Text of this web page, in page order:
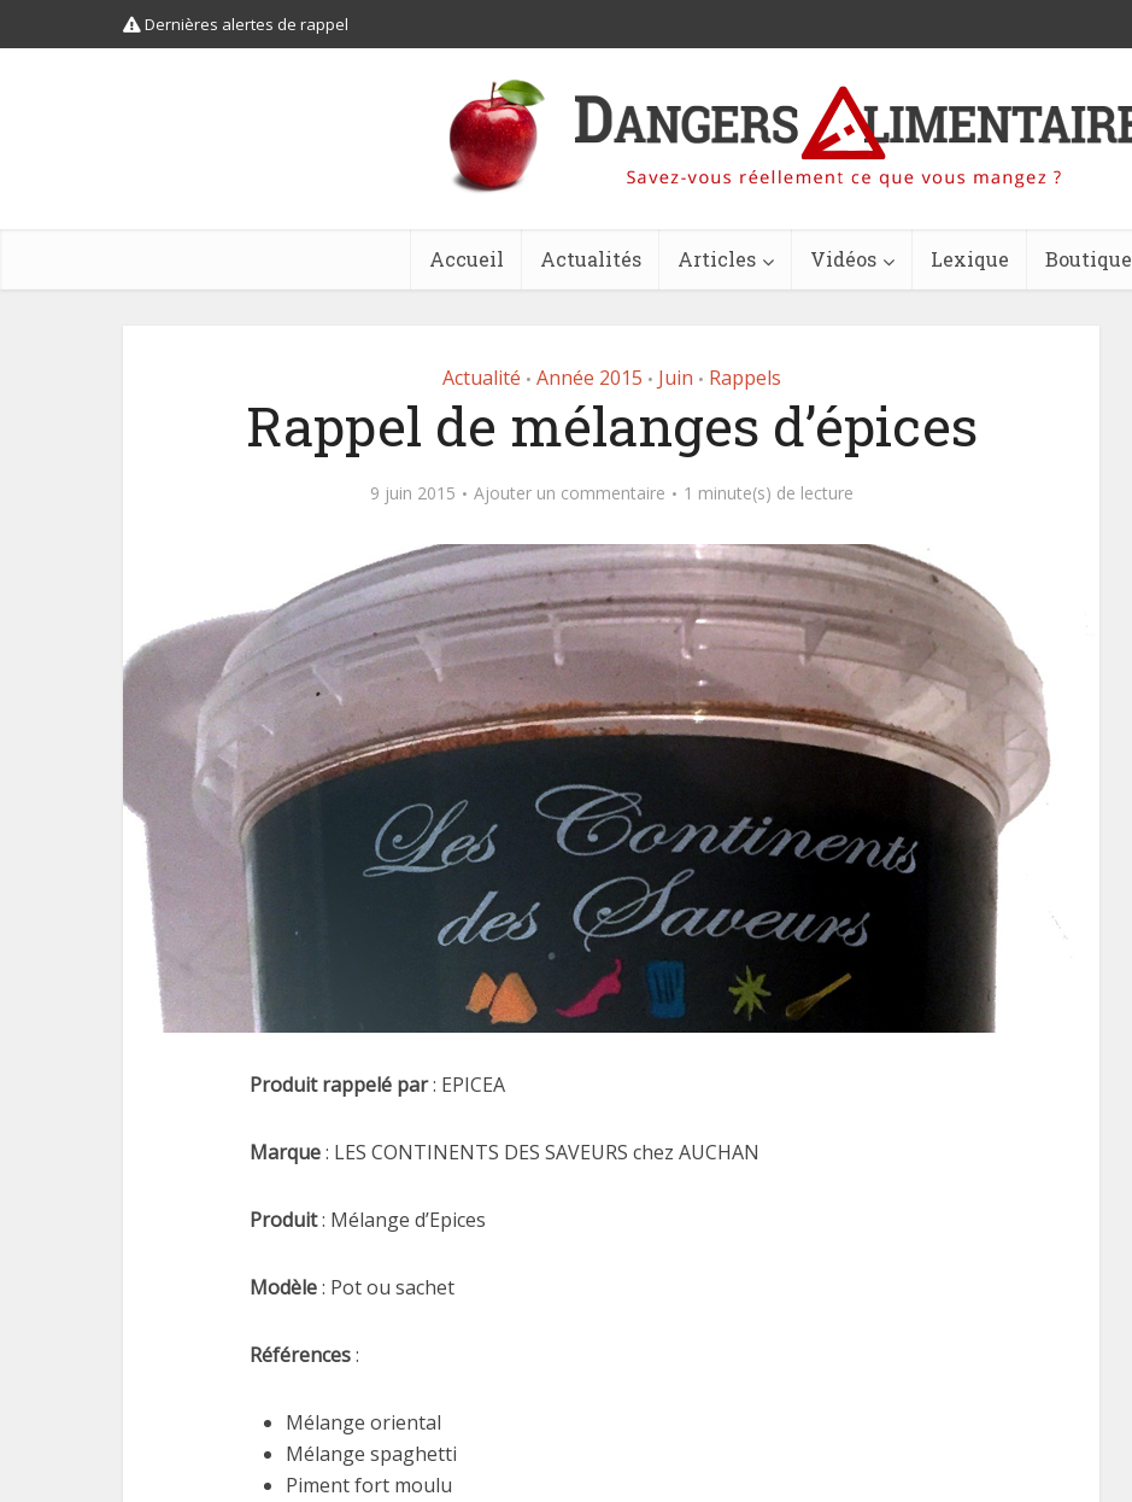
Dernières alertes de rappel
Accueil Actualités Articles Vidéos Lexique Boutique
Actualité • Année 2015 • Juin • Rappels
Rappel de mélanges d’épices
9 juin 2015 Ajouter un commentaire 1 minute(s) de lecture
Produit rappelé par: EPICEA
Marque: LES CONTINENTS DES SAVEURS chez AUCHAN
Produit: Mélange d’Epices
Modèle: Pot ou sachet
Références:
Mélange oriental
Mélange spaghetti
Piment fort moulu
Le plastique, pas si
Comment manger
sainement pendant la